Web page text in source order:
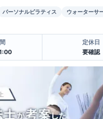
パーソナルピラティス
ウォーターサ
定休日
要確認